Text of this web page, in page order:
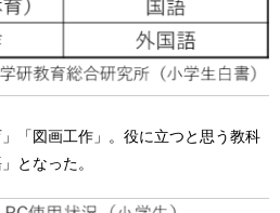
「図画工作」。役に立つと思う教科
となった。